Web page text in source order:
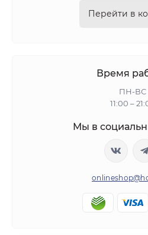
Перейти в
Время
ПН-ВС
11:00 –
Мы в